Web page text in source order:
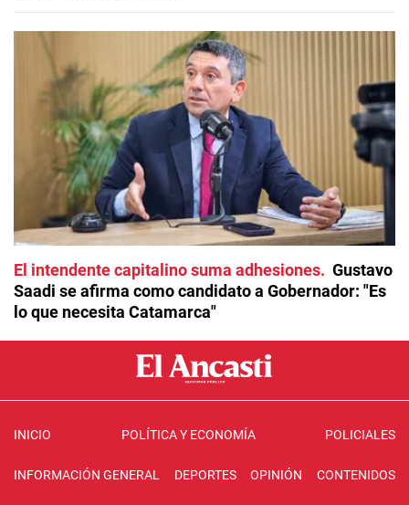
El intendente capitalino suma adhesiones
Gustavo
Saadi se afirma como candidato a Gobernador: "Es
lo que necesita Catamarca"
INICIO POLÍTICA Y ECONOMÍA POLICIALES
INFORMACIÓN GENERAL DEPORTES OPINIÓN CONTENIDOS